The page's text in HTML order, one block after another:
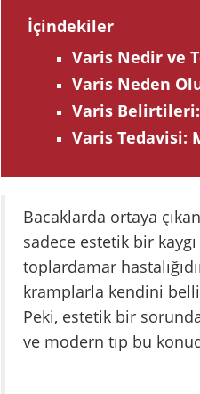
İçindekiler
Varis Nedir ve
Varis Neden
Varis Belirtileri:
Varis Tedavisi:
Bacaklarda ortaya
sadece estetik bir
toplardamar
kramplarla kendini
Peki, estetik bir
ve modern tıp bu